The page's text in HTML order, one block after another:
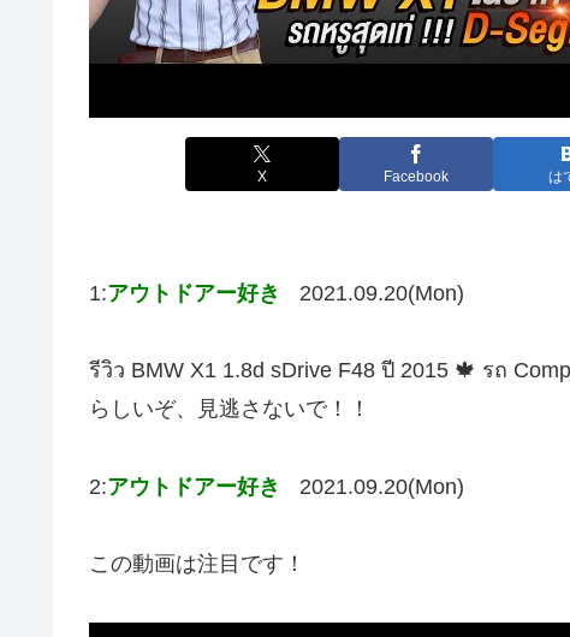
X Facebook は
1:アウトドアー好き 2021.09.20(Mon)
รีวิว BMW X1 1.8d sDrive F48 ปี 2015 🍁 รถ
らしいぞ、見逃さないで！！
2:アウトドアー好き 2021.09.20(Mon)
この動画は注目です！